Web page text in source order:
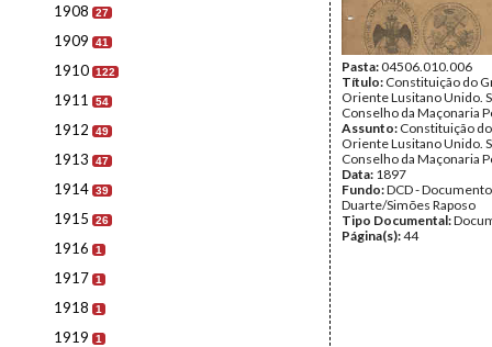
1908 27
1909 41
1910 122
1911 54
1912 49
1913 47
1914 39
1915 26
1916 1
1917 1
1918 1
1919 1
Pasta:04506.010.006
Título: Constituição do
Oriente Lusitano Unido.
Conselho da Maçonaria
Assunto: Constituição
Oriente Lusitano Unido.
Conselho da Maçonaria
Data: 1897
Fundo:DCD -
Duarte/Simões Raposo
Tipo Documental:
Página(s):44